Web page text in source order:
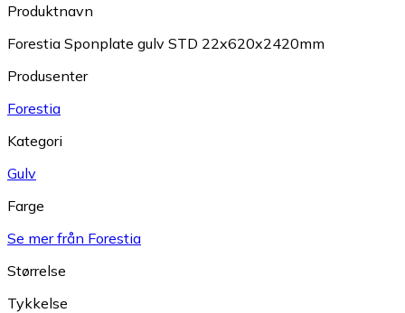
Produktnavn
Forestia Sponplate gulv STD 22x620x2420mm
Produsenter
Forestia
Kategori
Gulv
Farge
Se mer från Forestia
Størrelse
Tykkelse